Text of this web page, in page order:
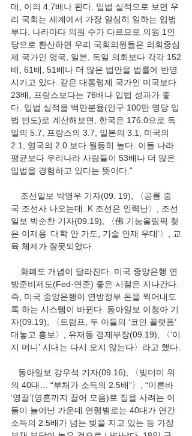
데, 이의 4.7배나 된다. 입법 실적으로 보면 우
리 국회는 세계에서 가장 열심히 일하는 입법
부다. 나라마다 의원 수가 다르므로 의원 1인
당으로 환산하면 우리 국회의원들은 의회중심
제 국가인 영국, 일본, 독일 의회보다 각각 152
배, 61배, 51배나 더 많은 법안을 법률에 반영
시키고 있다. 같은 대통령제 국가인 미국보다
23배, 프랑스보다는 76배나 입법 성과가 좋
다. 입법 실적을 백만분율(인구 100만 명당 입
법 빈도)로 계산해보면, 한국은 176.0으로 독
일의 5.7, 프랑스의 3.7, 일본의 3.1, 미국의
2.1, 영국의 2.0 보다 월등히 높다. 이들 나라
평균보다 우리나라 사람들이 53배나 더 많은
입법을 경험하고 있다는 뜻이다.”
조선일보 박영우 기자(09. 19), 〈공룡 중
국 조선사 나오는데..K 조선은 인력난〉, 조선
일보 박순찬 기자(09.19), 〈佛 기능올림픽 찾
은 이재용 ‘대학 안 가도, 기술 인재 우대’〉, 교
육 체제가 잘못되었다.
화폐도 개념이 달라진다. 미국 중앙은행 연
방준비제도(Fed·연준) 좋은 시절은 지나간다.
즉, 미국 중앙은행이 연방정부 돈을 찍어내도
록 하는 시스템이 바뀐다. 동아일보 이청아 기
자(09.19), 〈트럼프, 두 아들의 ‘코인 플랫폼’
대놓고 홍보〉, 유재동 경제부장(09.19), 〈‘이
지 머니’ 시대는 다시 오지 않는다〉라고 했다.
동아일보 강우석 기자(09.16), 〈빚더미 위
의 40대… “부채가 소득의 2.5배”〉, “이른바
‘영끌’(영혼까지 끌어 모음)로 집을 사려는 이
들이 늘어난 가운데 연령별로는 40대가 연간
소득의 2.5배가 넘는 빚을 지고 있는 등 가장